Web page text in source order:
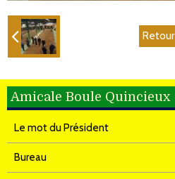
Retour
Amicale Boule Quincieux
Le mot du Président
Bureau